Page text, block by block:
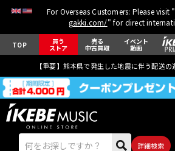
For Overseas Customers: Please visit "
gakki.com/" for direct
TOP 買う
ストア
売る
中古買取
イベント
動画
【重要】熊本県で発生した地震に伴う配送
詳細検索